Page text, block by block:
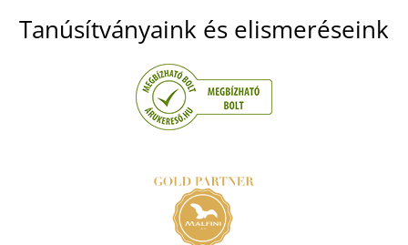
Tanúsítványaink és elismeréseink